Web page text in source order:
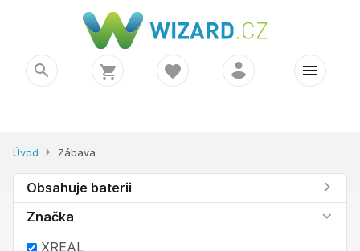
Úvod Zábava
Obsahuje baterii
Značka
XREAL